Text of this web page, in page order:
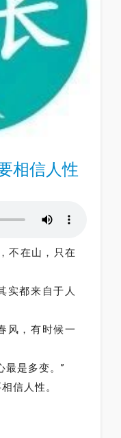
相信人性
不在山，只在
实都来自于人
风，有时候一
最是多变。”
信人性。